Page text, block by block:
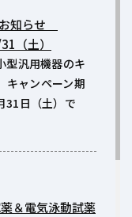
知らせ
（土）
型汎用機器のキ
キャンペーン期
日（土）で
＆電気泳動試薬